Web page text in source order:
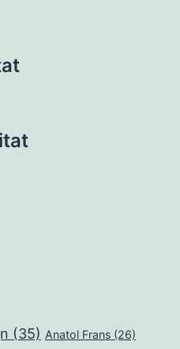
(35) Anatol Frans (26)